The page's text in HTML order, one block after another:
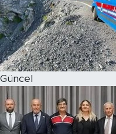
Güncel
Magazin
Özel Haber
Politika
Resmi İlanlar